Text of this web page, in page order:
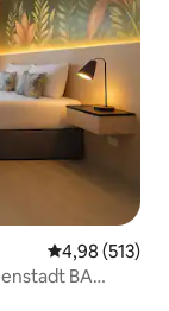
4,98 (513)
BA